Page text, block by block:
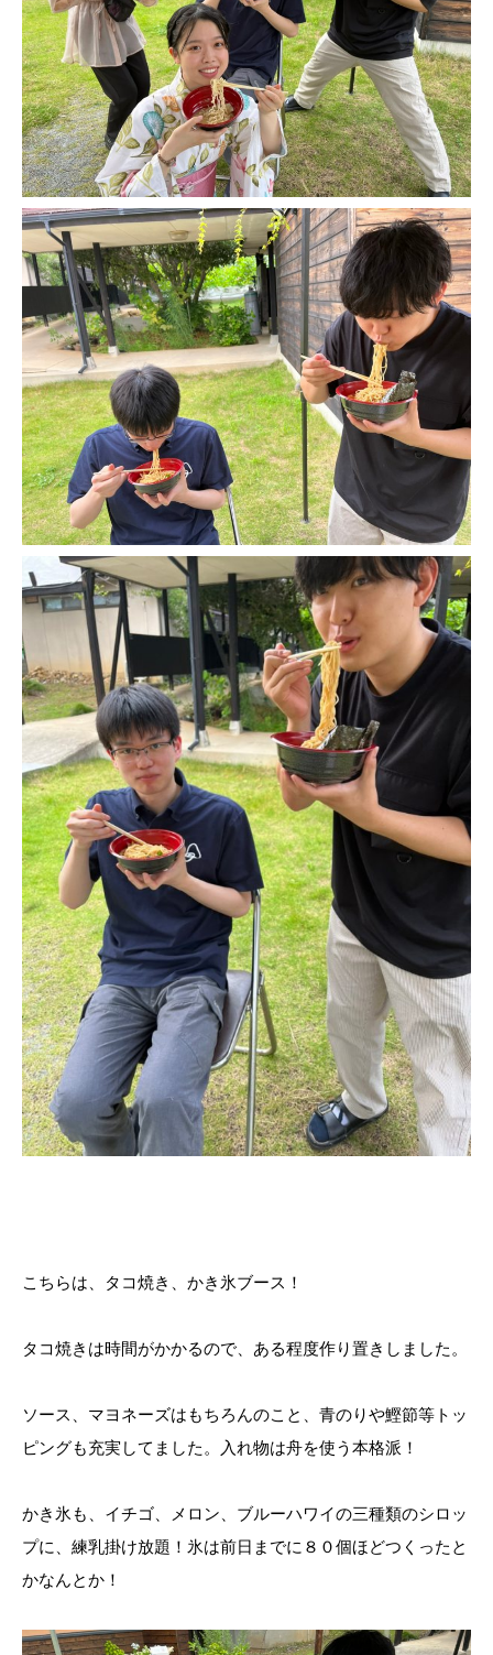
こちらは、タコ焼き、かき氷ブース！
タコ焼きは時間がかかるので、ある程度作り置きしました。
ソース、マヨネーズはもちろんのこと、青のりや鰹節等トッ
ピングも充実してました。入れ物は舟を使う本格派！
かき氷も、イチゴ、メロン、ブルーハワイの三種類のシロッ
プに、練乳掛け放題！氷は前日までに８０個ほどつくったと
かなんとか！